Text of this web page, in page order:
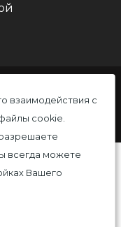
взаимодействия с
cookie.
всегда можете
Вашего